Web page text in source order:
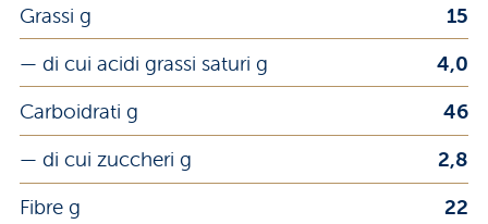
Grassi g
15
— di cui acidi grassi saturi g
4,0
Carboidrati g
46
— di cui zuccheri g
2,8
Fibre g
22